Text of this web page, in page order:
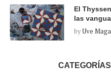
El
las
byUve